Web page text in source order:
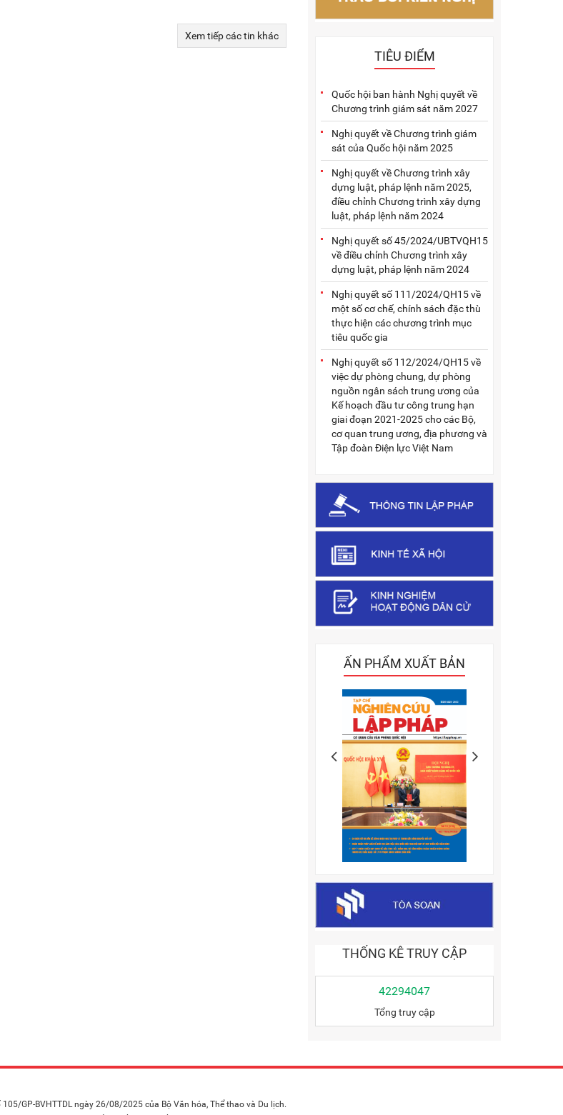
Xem tiếp các tin khác
TIÊU ĐIỂM
Quốc hội ban hành Nghị quyết về
Chương trình giám sát năm 2027
Nghị quyết về Chương trình giám
sát của Quốc hội năm 2025
Nghị quyết về Chương trình xây
dựng luật, pháp lệnh năm 2025,
điều chỉnh Chương trình xây dựng
luật, pháp lệnh năm 2024
Nghị quyết số 45/2024/UBTVQH15
về điều chỉnh Chương trình xây
dựng luật, pháp lệnh năm 2024
Nghị quyết số 111/2024/QH15 về
một số cơ chế, chính sách đặc thù
thực hiện các chương trình mục
tiêu quốc gia
Nghị quyết số 112/2024/QH15 về
việc dự phòng chung, dự phòng
nguồn ngân sách trung ương của
Kế hoạch đầu tư công trung hạn
giai đoạn 2021-2025 cho các Bộ,
cơ quan trung ương, địa phương và
Tập đoàn Điện lực Việt Nam
ẤN PHẨM XUẤT BẢN
THỐNG KÊ TRUY CẬP
42294047
Tổng truy cập
105/GP-BVHTTDL ngày 26/08/2025 của Bộ Văn hóa, Thể thao và Du lịch.